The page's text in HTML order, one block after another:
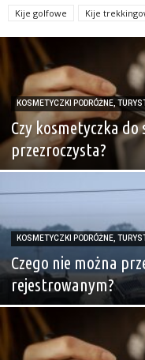
Kije golfowe Kije
KOSMETYCZKI PODRÓŻNE,
Czy kosmetyczka
przezroczysta?
KOSMETYCZKI PODRÓŻNE,
Czego nie można
rejestrowanym?